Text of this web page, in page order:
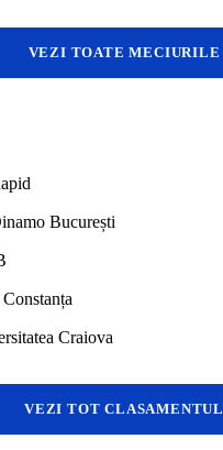
VEZI TOATE MECIURILE
București
Craiova
VEZI TOT CLASAMENTUL